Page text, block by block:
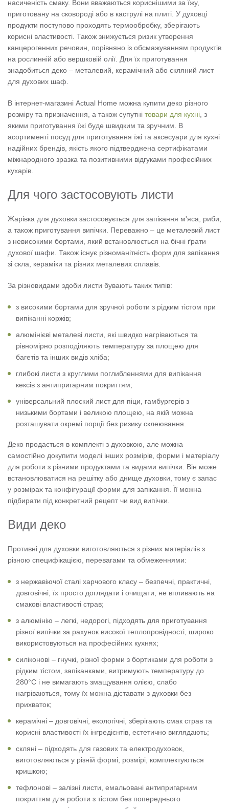
насиченість смаку. Вони вважаються кориснішими за їжу,
приготовану на сковороді або в каструлі на плиті. У духовці
продукти поступово проходять термообробку, зберігають
корисні властивості. Також знижується ризик утворення
канцерогенних речовин, порівняно із обсмажуванням продуктів
на рослинній або вершковій олії. Для їх приготування
знадобиться деко – металевий, керамічний або скляний лист
для духових шаф.
В інтернет-магазині Actual Home можна купити деко різного
розміру та призначення, а також супутні товари для кухні , з
якими приготування їжі буде швидким та зручним. В
асортименті посуд для приготування їжі та аксесуари для кухні
надійних брендів, якість якого підтверджена сертифікатами
міжнародного зразка та позитивними відгуками професійних
кухарів.
Для чого застосовують листи
Жарівка для духовки застосовується для запікання м'яса, риби,
а також приготування випічки. Переважно – це металевий лист
з невисокими бортами, який встановлюється на бічні ґрати
духової шафи. Також існує різноманітність форм для запікання
зі скла, кераміки та різних металевих сплавів.
За різновидами здоби листи бувають таких типів:
з високими бортами для зручної роботи з рідким тістом при
випіканні коржів;
алюмінієві металеві листи, які швидко нагріваються та
рівномірно розподіляють температуру за площею для
багетів та інших видів хліба;
глибокі листи з круглими поглибленнями для випікання
кексів з антипригарним покриттям;
універсальний плоский лист для піци, гамбургерів з
низькими бортами і великою площею, на якій можна
розташувати окремі порції без ризику склеювання.
Деко продається в комплекті з духовкою, але можна
самостійно докупити моделі інших розмірів, форми і матеріалу
для роботи з різними продуктами та видами випічки. Він може
встановлюватися на решітку або днище духовки, тому є запас
у розмірах та конфігурації форми для запікання. Її можна
підбирати під конкретний рецепт чи вид випічки.
Види деко
Противні для духовки виготовляються з різних матеріалів з
різною специфікацією, перевагами та обмеженнями:
з нержавіючої сталі харчового класу – безпечні, практичні,
довговічні, їх просто доглядати і очищати, не впливають на
смакові властивості страв;
з алюмінію – легкі, недорогі, підходять для приготування
різної випічки за рахунок високої теплопровідності, широко
використовуються на професійних кухнях;
силіконові – гнучкі, різної форми з бортиками для роботи з
рідким тістом, запіканками, витримують температуру до
280°С і не вимагають змащування олією, слабо
нагріваються, тому їх можна діставати з духовки без
прихваток;
керамічні – довговічні, екологічні, зберігають смак страв та
корисні властивості їх інгредієнтів, естетично виглядають;
скляні – підходять для газових та електродуховок,
виготовляються у різній формі, розмірі, комплектуються
кришкою;
тефлонові – залізні листи, емальовані антипригарним
покриттям для роботи з тістом без попереднього